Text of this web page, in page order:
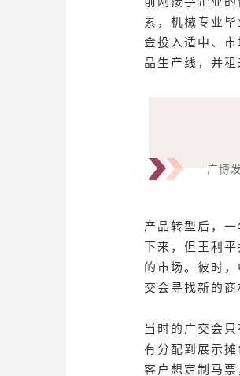
素，机械专业
金投入适中、
品生产线，并
广博
产品转型后，
下来，但王利
的市场。彼时
交会寻找新的商
当时的广交会
有分配到展示
客户想定制马